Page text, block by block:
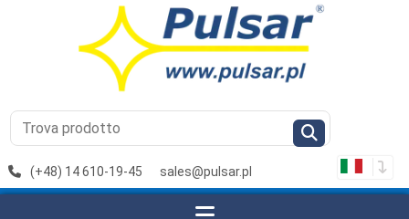
(+48) 14 610-19-45 sales@pulsar.pl